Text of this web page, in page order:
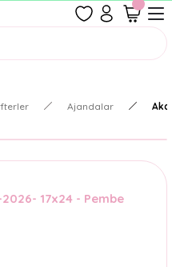
Gün Kargoda!
Ajandalar
17x24 - Pembe